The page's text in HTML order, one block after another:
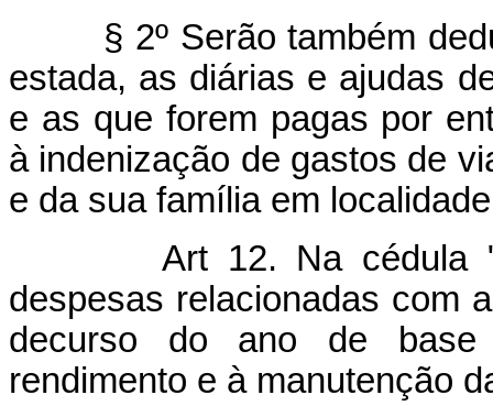
§ 2º Serão também
estada, as diárias e ajudas
e as que forem pagas por
à indenização de gastos de
e da sua família em
Art 12. Na cédula
despesas relacionadas com
decurso do ano de
rendimento e à manutenção